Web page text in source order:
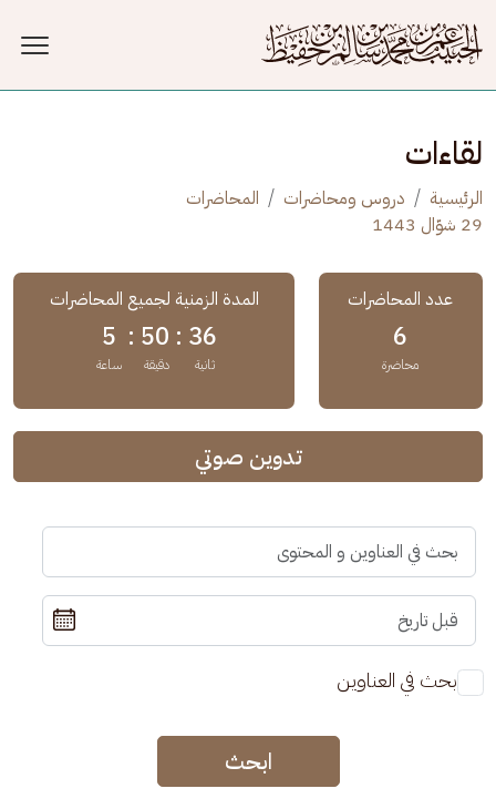
لقاءات
الرئيسية دروس ومحاضرات
المحاضرات
29 شوّال 1443
عدد المحاضرات
6
محاضرة
المدة الزمنية لجميع المحاضرات
36 :
ثانية
50 :
دقيقة
5
ساعة
تدوين صوتي
بحث في العناوين
ابحث